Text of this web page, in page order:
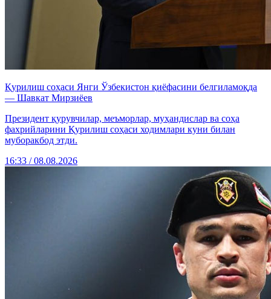
Қурилиш соҳаси Янги Ўзбекистон қиёфасини белгиламоқда
— Шавкат Мирзиёев
Президент қурувчилар, меъморлар, муҳандислар ва соҳа
фахрийларини Қурилиш соҳаси ходимлари куни билан
муборакбод этди.
16:33 / 08.08.2026